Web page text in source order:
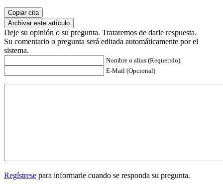
Copiar cita
Archivar este artículo
Deje su opinión o su pregunta. Trataremos de darle respuesta.
Su comentario o pregunta será editada automáticamente por el
sistema.
Nombre o alias (Requerido)
E-Mail (Opcional)
Regístrese para informarle cuando se responda su pregunta.